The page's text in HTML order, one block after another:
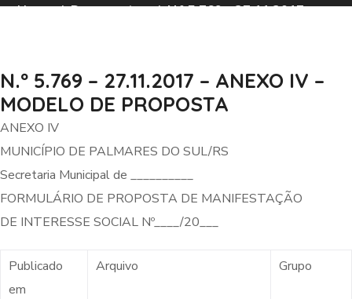
Home Documentos
N.º 5.769 – 27.11.2017 –
N.º 5.769 – 27.11.2017 – ANEXO IV –
MODELO DE PROPOSTA
ANEXO IV
MUNICÍPIO DE PALMARES DO SUL/RS
Secretaria Municipal de __________
FORMULÁRIO DE PROPOSTA DE MANIFESTAÇÃO
DE INTERESSE SOCIAL Nº____/20___
Publicado
em
Arquivo Grupo